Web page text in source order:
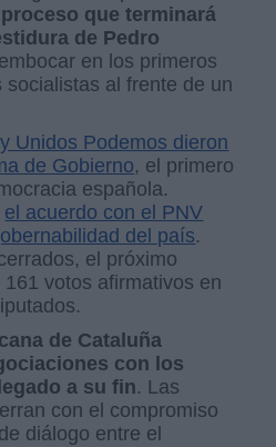
que terminará
de Pedro
en los primeros
al frente de un
Unidos Podemos dieron
de Gobierno, el primero
española.
el acuerdo con el PNV
del país.
el próximo
votos afirmativos en
de Cataluña
con los
a su fin. Las
con el compromiso
diálogo entre el